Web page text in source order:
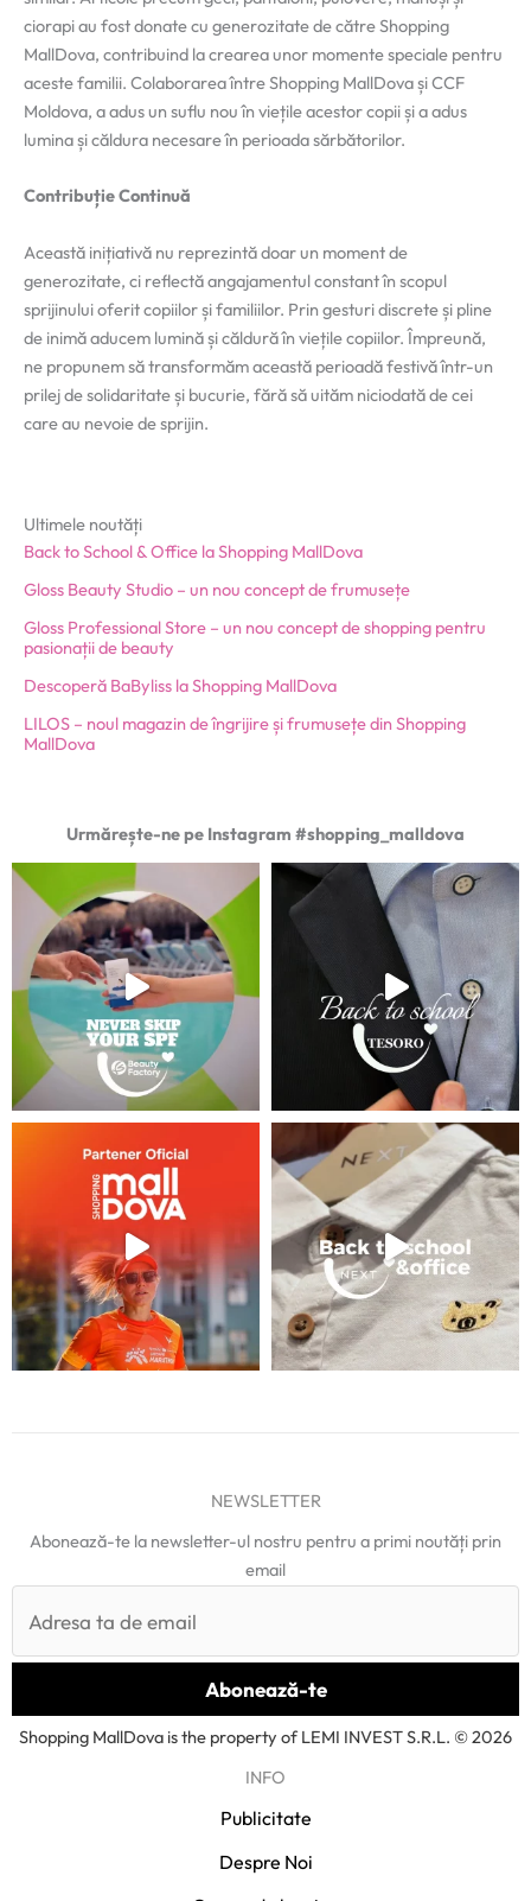
ciorapi au fost donate cu generozitate de către Shopping
MallDova, contribuind la crearea unor momente speciale pentru
aceste familii. Colaborarea între Shopping MallDova și CCF
Moldova, a adus un suflu nou în viețile acestor copii și a adus
lumina și căldura necesare în perioada sărbătorilor.
Contribuție Continuă
Această inițiativă nu reprezintă doar un moment de
generozitate, ci reflectă angajamentul constant în scopul
sprijinului oferit copiilor și familiilor. Prin gesturi discrete și pline
de inimă aducem lumină și căldură în viețile copiilor. Împreună,
ne propunem să transformăm această perioadă festivă într-un
prilej de solidaritate și bucurie, fără să uităm niciodată de cei
care au nevoie de sprijin.
Ultimele noutăți
Back to School & Office la Shopping MallDova
Gloss Beauty Studio – un nou concept de frumusețe
Gloss Professional Store – un nou concept de shopping pentru
pasionații de beauty
Descoperă BaByliss la Shopping MallDova
LILOS – noul magazin de îngrijire și frumusețe din Shopping
MallDova
Urmărește-ne pe Instagram #shopping_malldova
NEWSLETTER
Abonează-te la newsletter-ul nostru pentru a primi noutăți prin
email
Shopping MallDova is the property of LEMI INVEST S.R.L. © 2026
INFO
Publicitate
Despre Noi